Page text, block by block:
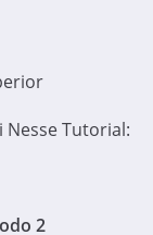
Nesse Tutorial:
2